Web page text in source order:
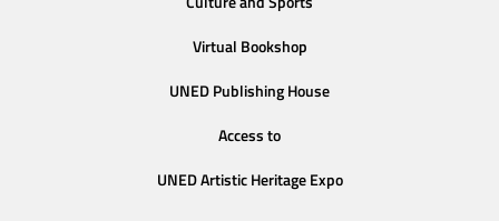
Virtual Bookshop
UNED Publishing House
Access to
UNED Artistic Heritage Expo